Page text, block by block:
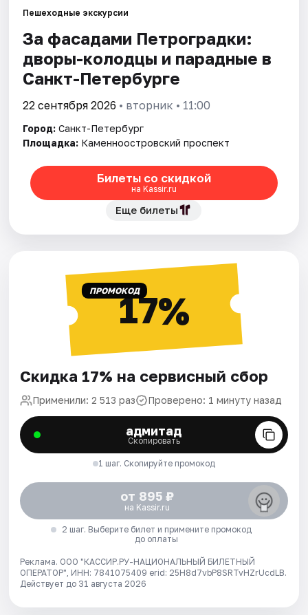
Города
Площадки
Артисты
Рейтинги
Пешеходные экскурсии
За фасадами Петроградки:
дворы-колодцы и парадные в
Санкт-Петербурге
22 сентября 2026 • вторник • 11:00
Город: Санкт-Петербург
Площадка: Каменноостровский проспект
Билеты со скидкой
на Kassir.ru
Еще билеты
ПРОМОКОД17%
Скидка 17% на сервисный сбор
Применили: 2 513 раз Проверено: 1 минуту назад
адмитад
Скопировать
1 шаг. Скопируйте промокод
от 895 ₽
на Kassir.ru
2 шаг. Выберите билет и примените промокод
до оплаты
Реклама. ООО "КАССИР.РУ-НАЦИОНАЛЬНЫЙ БИЛЕТНЫЙ
ОПЕРАТОР", ИНН: 7841075409 erid: 25H8d7vbP8SRTvHZrUcdLB.
Действует до 31 августа 2026